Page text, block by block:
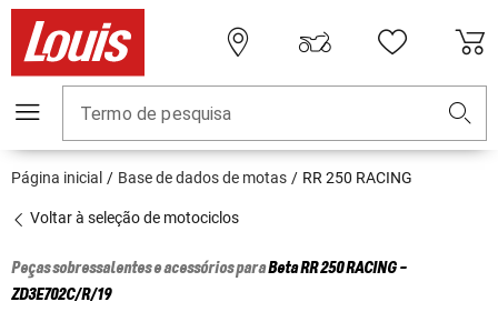
Termo de pesquisa
Página inicial Base de dados de motas RR 250 RACING
Voltar à seleção de motociclos
Peças sobressalentes e acessórios paraBetaRR 250 RACING -
ZD3E702C/R/19